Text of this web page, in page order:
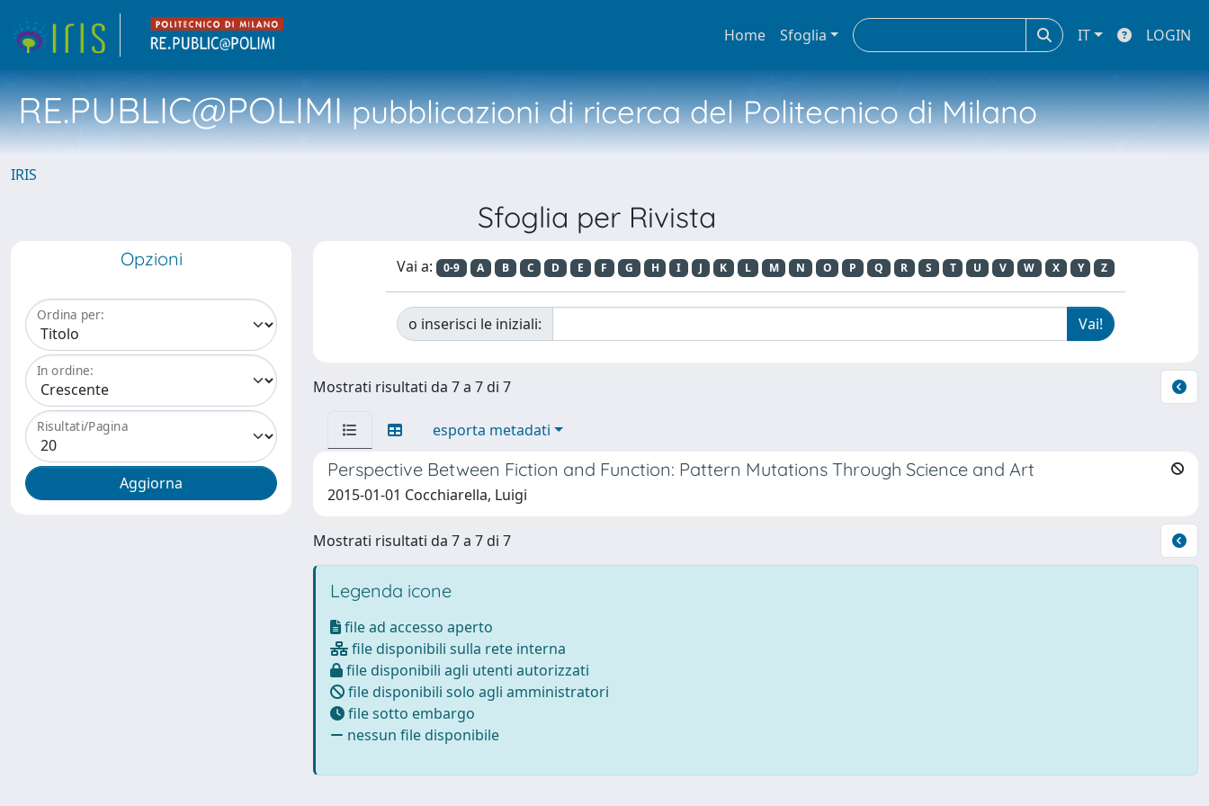
Home Sfoglia IT LOGIN
RE.PUBLIC@POLIMIpubblicazioni di ricerca del Politecnico di Milano
IRIS
Sfoglia per Rivista
Opzioni
Ordina per:
In ordine:
Risultati/Pagina
Vai a: 0-9 A B C D E F G H I J K L M N O P Q R S T U V W X Y Z
o inserisci le iniziali:
Mostrati risultati da 7 a 7 di 7
esporta metadati
Perspective Between Fiction and Function: Pattern Mutations Through Science and Art
2015-01-01 Cocchiarella, Luigi
Mostrati risultati da 7 a 7 di 7
Legenda icone
file ad accesso aperto
file disponibili sulla rete interna
file disponibili agli utenti autorizzati
file disponibili solo agli amministratori
file sotto embargo
nessun file disponibile